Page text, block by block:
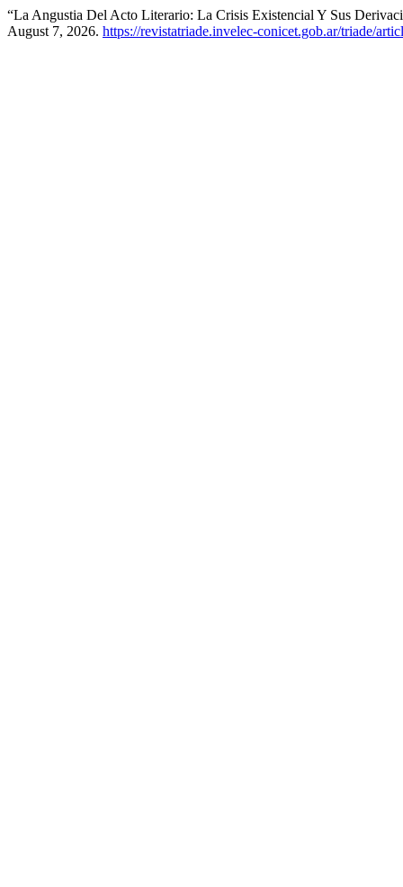
“La Angustia Del Acto Literario: La Crisis Existencial Y Sus
August 7, 2026. https://revistatriade.invelec-conicet.gob.ar/triade/